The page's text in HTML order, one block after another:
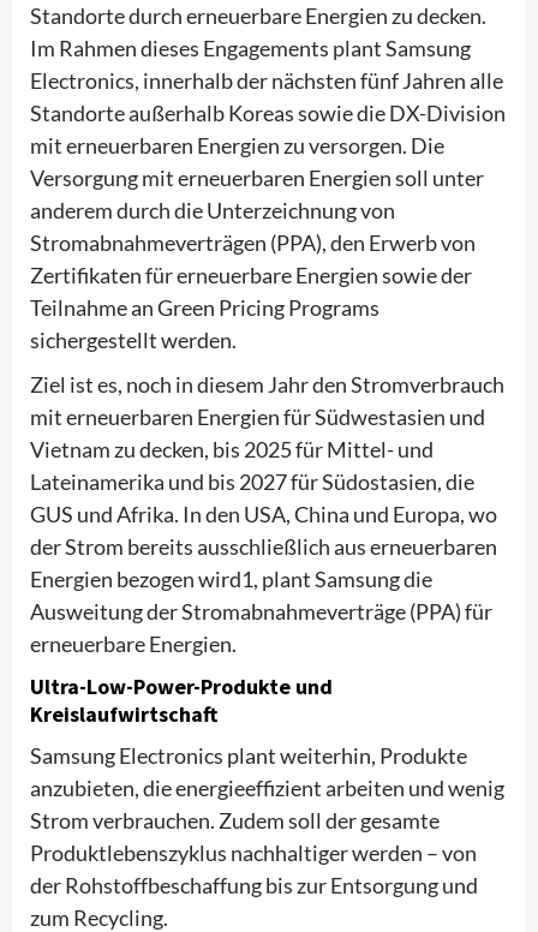
Standorte durch erneuerbare Energien zu decken.
Im Rahmen dieses Engagements plant Samsung
Electronics, innerhalb der nächsten fünf Jahren alle
Standorte außerhalb Koreas sowie die DX-Division
mit erneuerbaren Energien zu versorgen. Die
Versorgung mit erneuerbaren Energien soll unter
anderem durch die Unterzeichnung von
Stromabnahmeverträgen (PPA), den Erwerb von
Zertifikaten für erneuerbare Energien sowie der
Teilnahme an Green Pricing Programs
sichergestellt werden.
Ziel ist es, noch in diesem Jahr den Stromverbrauch
mit erneuerbaren Energien für Südwestasien und
Vietnam zu decken, bis 2025 für Mittel- und
Lateinamerika und bis 2027 für Südostasien, die
GUS und Afrika. In den USA, China und Europa, wo
der Strom bereits ausschließlich aus erneuerbaren
Energien bezogen wird1, plant Samsung die
Ausweitung der Stromabnahmeverträge (PPA) für
erneuerbare Energien.
Ultra-Low-Power-Produkte und
Kreislaufwirtschaft
Samsung Electronics plant weiterhin, Produkte
anzubieten, die energieeffizient arbeiten und wenig
Strom verbrauchen. Zudem soll der gesamte
Produktlebenszyklus nachhaltiger werden – von
der Rohstoffbeschaffung bis zur Entsorgung und
zum Recycling.